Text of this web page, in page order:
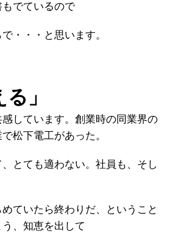
でているので
・・・と思います。
」
しています。創業時の同業界の
松下電工があった。
とても適わない。社員も、そし
ていたら終わりだ、ということ
、知恵を出して